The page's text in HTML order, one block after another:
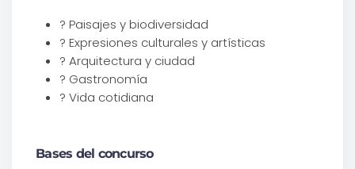
? Paisajes y biodiversidad
? Expresiones culturales y artísticas
?️ Arquitectura y ciudad
? Gastronomía
? Vida cotidiana
Bases del concurso